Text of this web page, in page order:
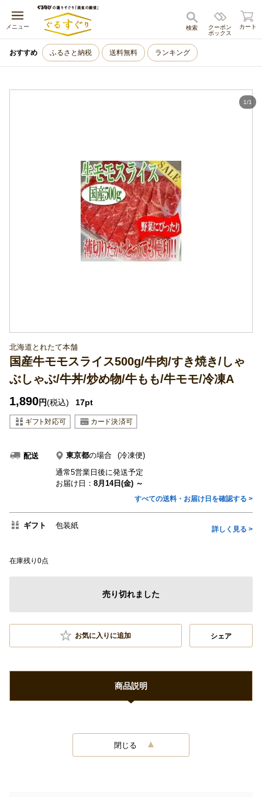
メニュー
キャンセル
クーポン
ボックス
検索 カート
おすすめ ふるさと納税 送料無料 ランキング
1/1
北海道とれたて本舗
国産牛モモスライス500g/牛肉/すき焼き/しゃ
ぶしゃぶ/牛丼/炒め物/牛もも/牛モモ/冷凍A
1,890円(税込) 17pt
配送 東京都の場合
(冷凍便)
通常5営業日後に発送予定
お届け日： 8月14日(金) ～
すべての送料・お届け日を確認する >
ギフト 包装紙 詳しく見る >
在庫残り0点
売り切れました
お気に入りに追加 シェア
商品説明
閉じる